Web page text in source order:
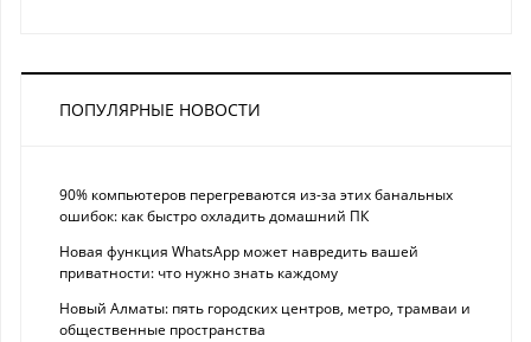
ПОПУЛЯРНЫЕ НОВОСТИ
90% компьютеров перегреваются из-за этих банальных
ошибок: как быстро охладить домашний ПК
Новая функция WhatsApp может навредить вашей
приватности: что нужно знать каждому
Новый Алматы: пять городских центров, метро, трамваи и
общественные пространства